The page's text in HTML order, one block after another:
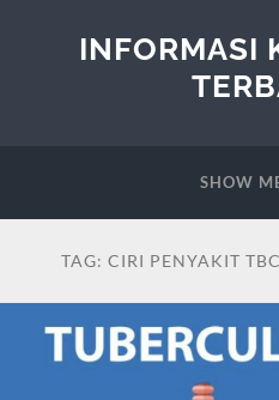
INFORMASI
SHOW
TAG: CIRI PENYAKIT